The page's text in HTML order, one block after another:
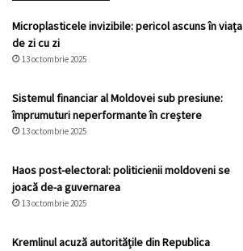
Microplasticele invizibile: pericol ascuns în viața
de zi cu zi
13 octombrie 2025
Sistemul financiar al Moldovei sub presiune:
împrumuturi neperformante în creștere
13 octombrie 2025
Haos post-electoral: politicienii moldoveni se
joacă de-a guvernarea
13 octombrie 2025
Kremlinul acuză autoritățile din Republica